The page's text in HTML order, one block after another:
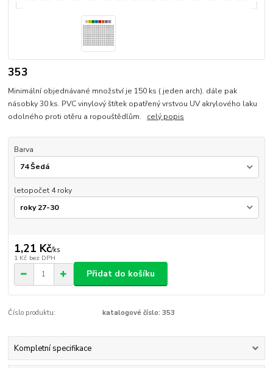
353
Minimální objednávané množství je 150 ks ( jeden arch). dále pak
násobky 30 ks. PVC vinylový štítek opatřený vrstvou UV akrylového laku
odolného proti otěru a ropouštědlům. celý popis
Barva
letopočet 4 roky
1,21 Kč/ks
1 Kč bez DPH
Přidat do košíku
Číslo produktu: katalogové číslo: 353
Kompletní specifikace